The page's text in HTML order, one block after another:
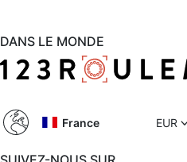
DANS LE MONDE
France EUR